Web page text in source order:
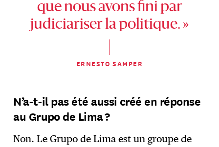
que nous avons fini par
judiciariser la politique. »
ERNESTO SAMPER
N’a-t-il pas été aussi créé en réponse
au Grupo de Lima ?
Non. Le Grupo de Lima est un groupe de